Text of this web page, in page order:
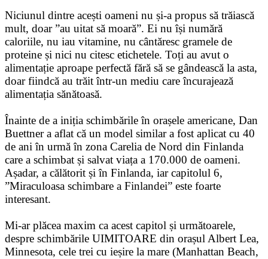
Niciunul dintre acești oameni nu și-a propus să trăiască
mult, doar ”au uitat să moară”. Ei nu își numără
caloriile, nu iau vitamine, nu cântăresc gramele de
proteine și nici nu citesc etichetele. Toți au avut o
alimentație aproape perfectă fără să se gândească la asta,
doar fiindcă au trăit într-un mediu care încurajează
alimentația sănătoasă.
Înainte de a iniția schimbările în orașele americane, Dan
Buettner a aflat că un model similar a fost aplicat cu 40
de ani în urmă în zona Carelia de Nord din Finlanda
care a schimbat și salvat viața a 170.000 de oameni.
Așadar, a călătorit și în Finlanda, iar capitolul 6,
”Miraculoasa schimbare a Finlandei” este foarte
interesant.
Mi-ar plăcea maxim ca acest capitol și următoarele,
despre schimbările UIMITOARE din orașul Albert Lea,
Minnesota, cele trei cu ieșire la mare (Manhattan Beach,